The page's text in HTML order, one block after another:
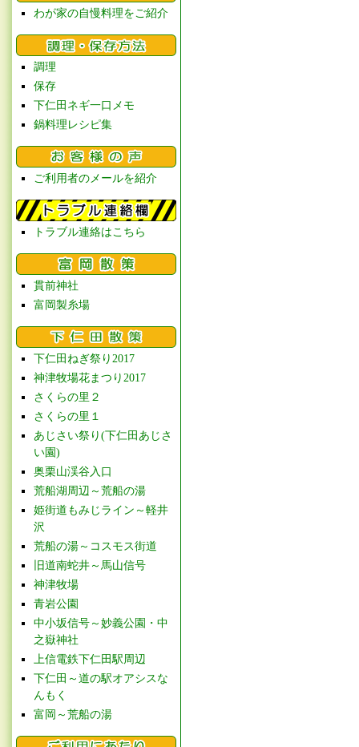
わが家の自慢料理をご紹介
調理
保存
下仁田ネギ一口メモ
鍋料理レシピ集
ご利用者のメールを紹介
トラブル連絡はこちら
貫前神社
富岡製糸場
下仁田ねぎ祭り2017
神津牧場花まつり2017
さくらの里２
さくらの里１
あじさい祭り(下仁田あじさ
い園)
奥栗山渓谷入口
荒船湖周辺～荒船の湯
姫街道もみじライン～軽井
沢
荒船の湯～コスモス街道
旧道南蛇井～馬山信号
神津牧場
青岩公園
中小坂信号～妙義公園・中
之嶽神社
上信電鉄下仁田駅周辺
下仁田～道の駅オアシスな
んもく
富岡～荒船の湯